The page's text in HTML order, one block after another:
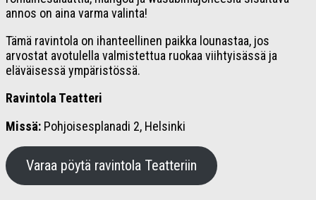
annos on aina varma valinta!
Tämä ravintola on ihanteellinen paikka lounastaa, jos
arvostat avotulella valmistettua ruokaa viihtyisässä ja
eläväisessä ympäristössä.
Ravintola Teatteri
Missä: Pohjoisesplanadi 2, Helsinki
Varaa pöytä ravintola Teatteriin